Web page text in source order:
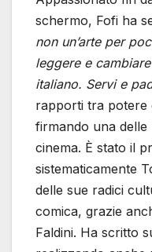
schermo, Fofi ha
non un’arte per
leggere e
italiano. Servi e
rapporti tra potere
firmando una
cinema. È stato il
sistematicamente
delle sue radici
comica, grazie
Faldini. Ha scritto